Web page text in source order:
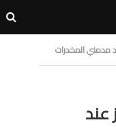
مدمني المخدرات
عند